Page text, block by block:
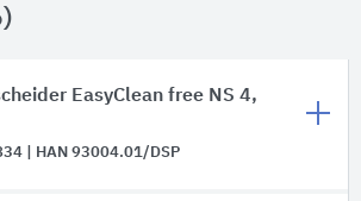
EasyClean free NS 4,
GTIN 4026092060834 | HAN 93004.01/DSP